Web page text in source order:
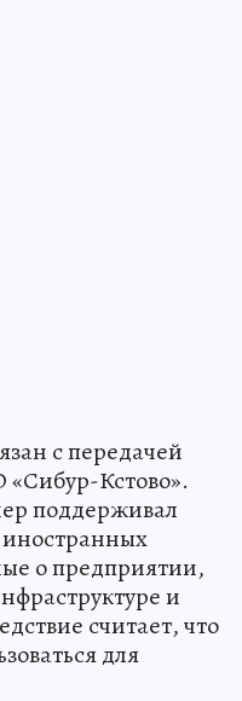
с передачей
Кстово».
поддерживал
иностранных
о предприятии,
и
считает, что
для